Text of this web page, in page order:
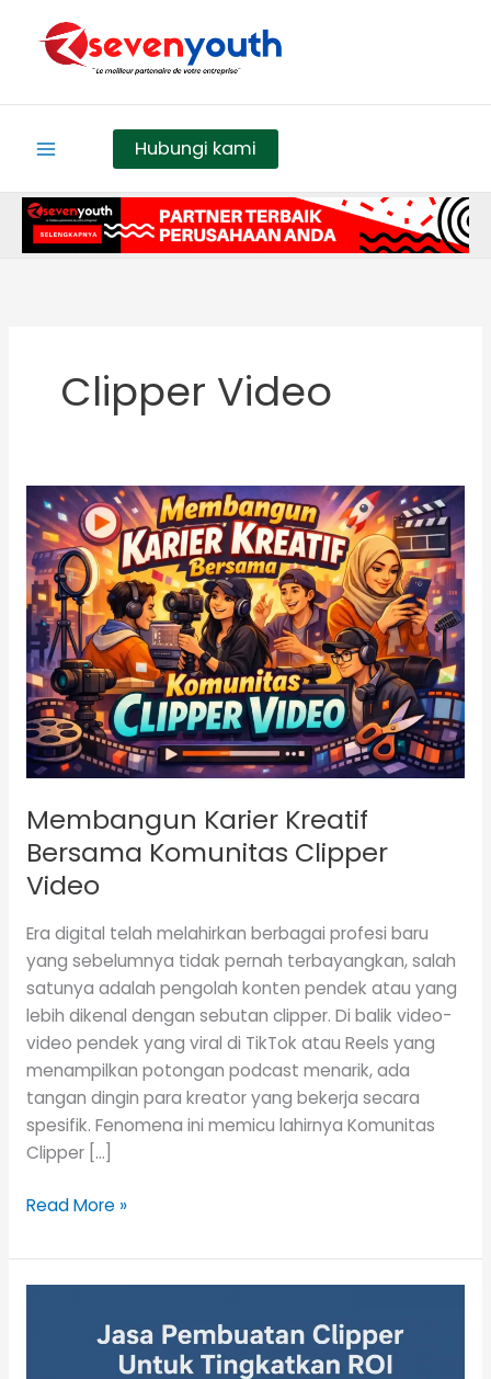
content
Hubungi kami
Clipper Video
Membangun Karier Kreatif
Bersama Komunitas Clipper
Video
Era digital telah melahirkan berbagai profesi baru
yang sebelumnya tidak pernah terbayangkan, salah
satunya adalah pengolah konten pendek atau yang
lebih dikenal dengan sebutan clipper. Di balik video-
video pendek yang viral di TikTok atau Reels yang
menampilkan potongan podcast menarik, ada
tangan dingin para kreator yang bekerja secara
spesifik. Fenomena ini memicu lahirnya Komunitas
Clipper […]
Membangun
Karier
Kreatif
Bersama
Komunitas
Clipper
Video
Read More »
Pembuatan